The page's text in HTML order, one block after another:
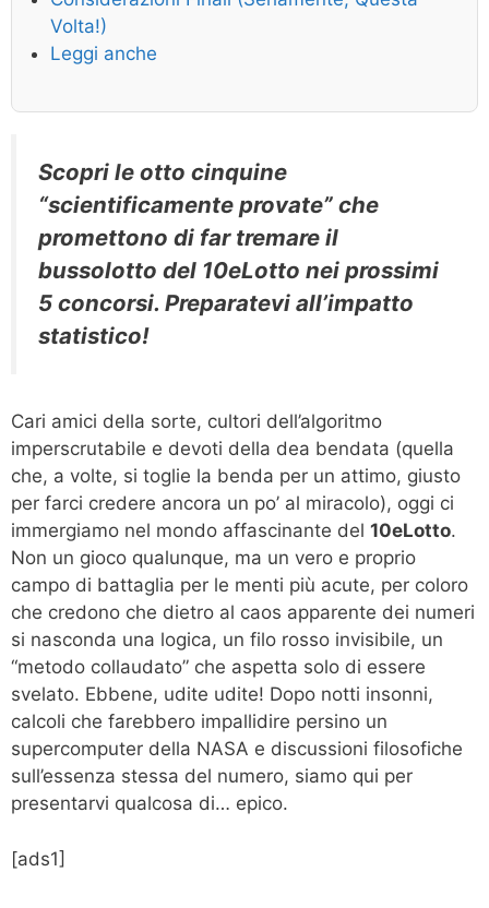
Volta!)
Leggi anche
Scopri le otto cinquine
“scientificamente provate” che
promettono di far tremare il
bussolotto del 10eLotto nei prossimi
5 concorsi. Preparatevi all’impatto
statistico!
Cari amici della sorte, cultori dell’algoritmo
imperscrutabile e devoti della dea bendata (quella
che, a volte, si toglie la benda per un attimo, giusto
per farci credere ancora un po’ al miracolo), oggi ci
immergiamo nel mondo affascinante del 10eLotto.
Non un gioco qualunque, ma un vero e proprio
campo di battaglia per le menti più acute, per coloro
che credono che dietro al caos apparente dei numeri
si nasconda una logica, un filo rosso invisibile, un
“metodo collaudato” che aspetta solo di essere
svelato. Ebbene, udite udite! Dopo notti insonni,
calcoli che farebbero impallidire persino un
supercomputer della NASA e discussioni filosofiche
sull’essenza stessa del numero, siamo qui per
presentarvi qualcosa di… epico.
[ads1]